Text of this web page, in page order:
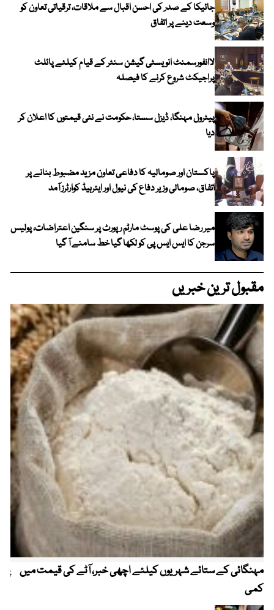
جائیکا کے صدر کی احسن اقبال سے ملاقات، ترقیاتی تعاون کو
وسعت دینے پر اتفاق
لاانفورسمنٹ انویسٹی گیشن سنٹر کے قیام کیلئے پائلٹ
پراجیکٹ شروع کرنے کا فیصلہ
پیٹرول مہنگا، ڈیزل سستا، حکومت نے نئی قیمتوں کا اعلان کر
دیا
پاکستان اور صومالیہ کا دفاعی تعاون مزید مضبوط بنانے پر
اتفاق، صومالی وزیر دفاع کی نیول اور ایئرہیڈ کوارٹرز آمد
میر رضا علی کی پوسٹ مارٹم رپورٹ پر سنگین اعتراضات، پولیس
سرجن کا ایس ایس پی کو لکھا گیا خط سامنے آ گیا
مقبول ترین خبریں
مہنگائی کے ستائے شہریوں کیلئے اچھی خبر، آٹے کی قیمت میں
کمی